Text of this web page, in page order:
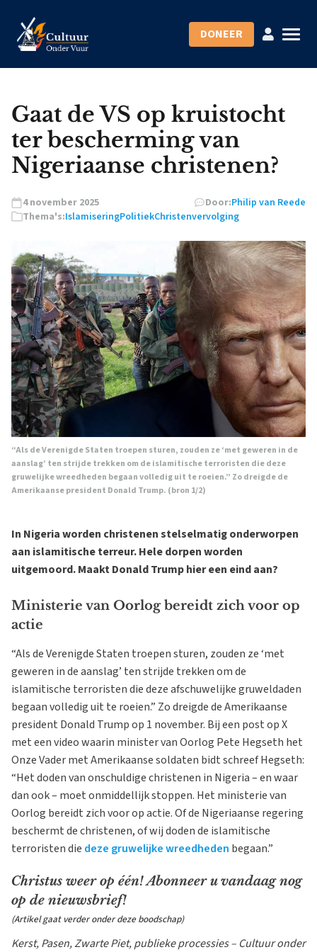
DONEER
Gaat de VS op kruistocht
ter bescherming van
Nigeriaanse christenen?
4 november 2025 Door:Philip van Reede
Thema's:IslamiseringPolitiekChristenvervolging
“Als de Verenigde Staten troepen sturen, zouden ze ‘met geweren in de
aanslag’ ten strijde trekken om de islamitische terroristen die deze
gruwelijke wreedheden begaan volledig uit te roeien.” Zo dreigde de
Amerikaanse president Donald Trump. (bron 1/2)
In Nigeria worden christenen stelselmatig onderworpen
aan islamitische terreur. Hele dorpen worden
uitgemoord. Maakt Donald Trump hier een eind aan?
Ministerie van Oorlog bereidt zich voor op
actie
“Als de Verenigde Staten troepen sturen, zouden ze ‘met
geweren in de aanslag’ ten strijde trekken om de
islamitische terroristen die deze afschuwelijke gruweldaden
begaan volledig uit te roeien.” Zo dreigde de Amerikaanse
president Donald Trump op 1 november. Bij een post op X
met een video waarin minister van Oorlog Pete Hegseth het
Onze Vader met Amerikaanse soldaten bidt schreef Hegseth:
“Het doden van onschuldige christenen in Nigeria – en waar
dan ook – moet onmiddellijk stoppen. Het ministerie van
Oorlog bereidt zich voor op actie. Of de Nigeriaanse regering
beschermt de christenen, of wij doden de islamitische
terroristen die deze gruwelijke wreedheden begaan.”
Christus weer op één! Abonneer u vandaag nog
op de nieuwsbrief!
(Artikel gaat verder onder deze boodschap)
Kerst, Pasen, Zwarte Piet, publieke processies – Cultuur onder